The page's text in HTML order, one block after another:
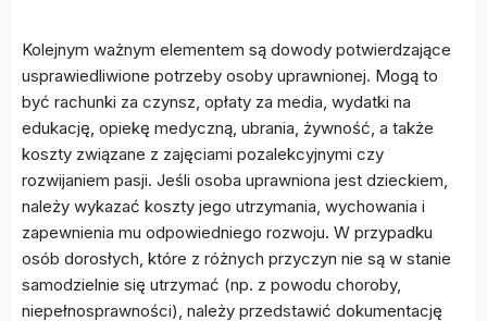
Kolejnym ważnym elementem są dowody potwierdzające
usprawiedliwione potrzeby osoby uprawnionej. Mogą to
być rachunki za czynsz, opłaty za media, wydatki na
edukację, opiekę medyczną, ubrania, żywność, a także
koszty związane z zajęciami pozalekcyjnymi czy
rozwijaniem pasji. Jeśli osoba uprawniona jest dzieckiem,
należy wykazać koszty jego utrzymania, wychowania i
zapewnienia mu odpowiedniego rozwoju. W przypadku
osób dorosłych, które z różnych przyczyn nie są w stanie
samodzielnie się utrzymać (np. z powodu choroby,
niepełnosprawności), należy przedstawić dokumentację